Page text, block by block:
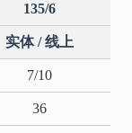
135/6
实体 / 线上
7/10
36